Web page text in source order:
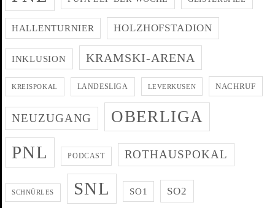
HALLENTURNIER HOLZHOFSTADION
INKLUSION KRAMSKI-ARENA
KREISPOKAL LANDESLIGA LEVERKUSEN NACHRUF
NEUZUGANG OBERLIGA
PNL PODCAST ROTHAUSPOKAL
SCHNÜRLES SNL SO1 SO2